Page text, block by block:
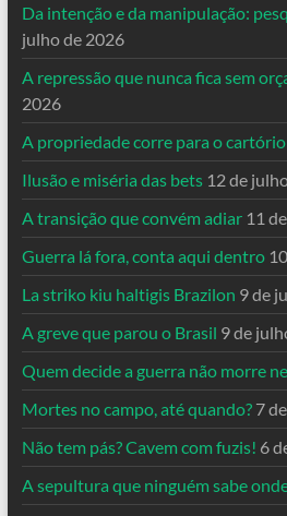
Da intenção e da manipulação:
julho de 2026
A repressão que nunca fica sem
2026
A propriedade corre para o cartório
Ilusão e miséria das bets 12 de
A transição que convém adiar 11
Guerra lá fora, conta aqui dentro
La striko kiu haltigis Brazilon 9 de
A greve que parou o Brasil 9 de
Quem decide a guerra não morre
Mortes no campo, até quando? 7
Não tem pás? Cavem com fuzis! 6
A sepultura que ninguém sabe